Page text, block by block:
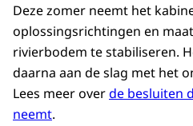
Deze zomer neemt het
oplossingsrichtingen en
rivierbodem te stabiliseren.
daarna aan de slag met het
Lees meer overde besluiten
neemt.